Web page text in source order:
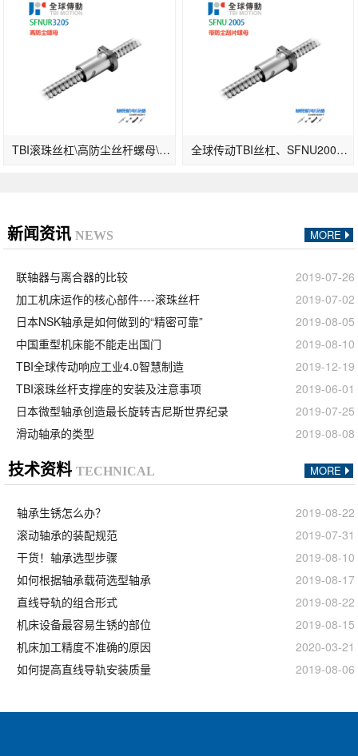
TBI滚珠丝杠\高防尘丝杆螺母\SFNU3205\精密级丝杆 全球传动TBI丝杠、SFNU2005、防尘刮片螺母
新闻资讯 NEWS MORE
联轴器与离合器的比较
2019-07-26
加工机床运作的核心部件----滚珠丝杆
2019-07-02
日本NSK轴承是如何做到的“精密可靠”
2019-08-05
中国重型机床能不能走出国门
2019-08-10
TBI全球传动响应工业4.0智慧制造
2019-12-19
TBI滚珠丝杆支撑座的安装及注意事项
2019-06-01
日本微型轴承创造最长旋转吉尼斯世界纪录
2019-07-25
滑动轴承的类型
2019-08-08
技术资料 TECHNICAL MORE
轴承生锈怎么办？
2019-08-22
滚动轴承的装配规范
2019-07-31
干货！轴承选型步骤
2019-08-10
如何根据轴承载荷选型轴承
2019-08-17
直线导轨的组合形式
2019-08-22
机床设备最容易生锈的部位
2019-08-15
机床加工精度不准确的原因
2020-03-21
如何提高直线导轨安装质量
2019-08-06